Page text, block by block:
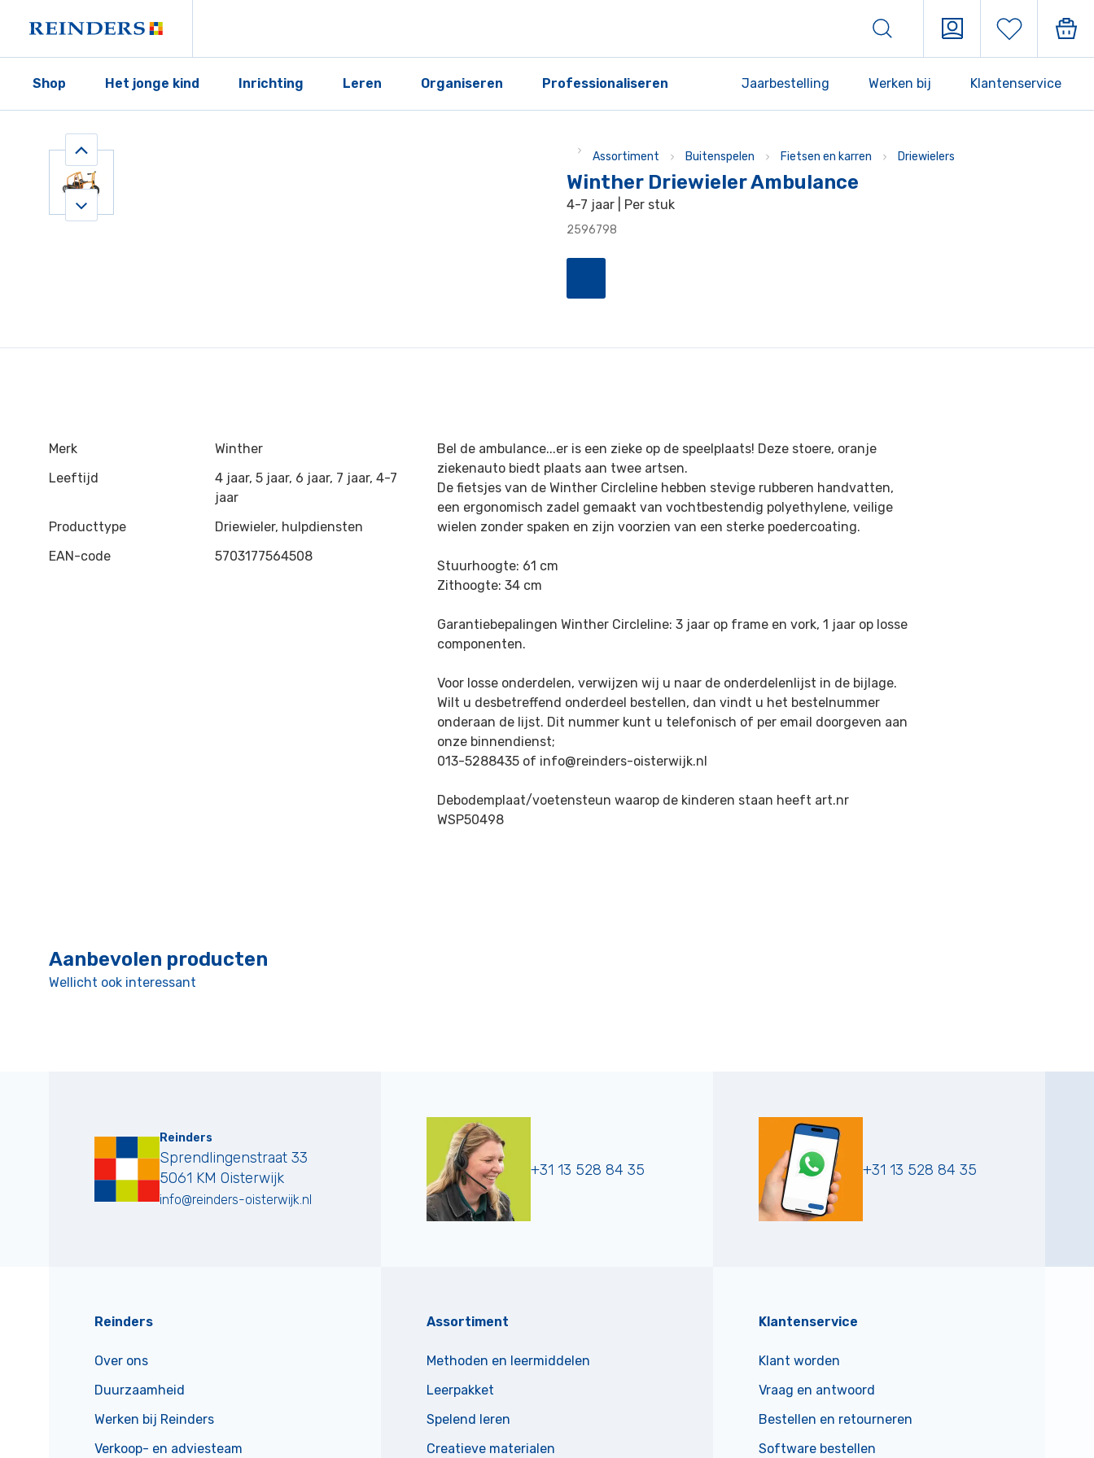
Shop Het jonge kind Inrichting Leren Organiseren Professionaliseren Jaarbestelling Werken bij Klantenservice
Assortiment Buitenspelen Fietsen en karren Driewielers
Winther Driewieler Ambulance
4-7 jaar | Per stuk
2596798
Merk
Winther
Leeftijd
4 jaar, 5 jaar, 6 jaar, 7 jaar, 4-7
jaar
Producttype
Driewieler, hulpdiensten
EAN-code
5703177564508
Bel de ambulance...er is een zieke op de speelplaats! Deze stoere, oranje
ziekenauto biedt plaats aan twee artsen.
De fietsjes van de Winther Circleline hebben stevige rubberen handvatten,
een ergonomisch zadel gemaakt van vochtbestendig polyethylene, veilige
wielen zonder spaken en zijn voorzien van een sterke poedercoating.
Stuurhoogte: 61 cm
Zithoogte: 34 cm
Garantiebepalingen Winther Circleline: 3 jaar op frame en vork, 1 jaar op losse
componenten.
Voor losse onderdelen, verwijzen wij u naar de onderdelenlijst in de bijlage.
Wilt u desbetreffend onderdeel bestellen, dan vindt u het bestelnummer
onderaan de lijst. Dit nummer kunt u telefonisch of per email doorgeven aan
onze binnendienst;
013-5288435 of info@reinders-oisterwijk.nl
Debodemplaat/voetensteun waarop de kinderen staan heeft art.nr
WSP50498
Aanbevolen producten
Wellicht ook interessant
Reinders
Sprendlingenstraat 33
5061 KM Oisterwijk
info@reinders-oisterwijk.nl
+31 13 528 84 35 +31 13 528 84 35
Reinders
Over ons
Duurzaamheid
Werken bij Reinders
Verkoop- en adviesteam
Assortiment
Methoden en leermiddelen
Leerpakket
Spelend leren
Creatieve materialen
Klantenservice
Klant worden
Vraag en antwoord
Bestellen en retourneren
Software bestellen